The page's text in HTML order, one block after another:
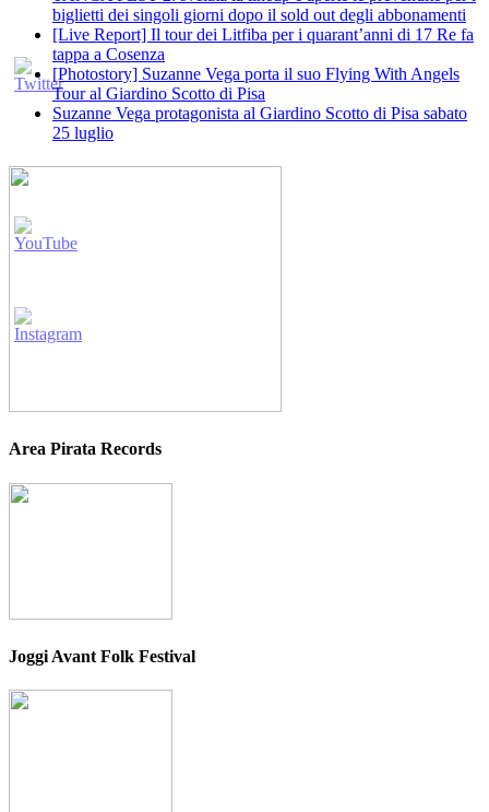
biglietti dei singoli giorni dopo il sold out degli abbonamenti
[Live Report] Il tour dei Litfiba per i quarant’anni di 17 Re fa
tappa a Cosenza
[Photostory] Suzanne Vega porta il suo Flying With Angels
Tour al Giardino Scotto di Pisa
Suzanne Vega protagonista al Giardino Scotto di Pisa sabato
25 luglio
Area Pirata Records
Joggi Avant Folk Festival